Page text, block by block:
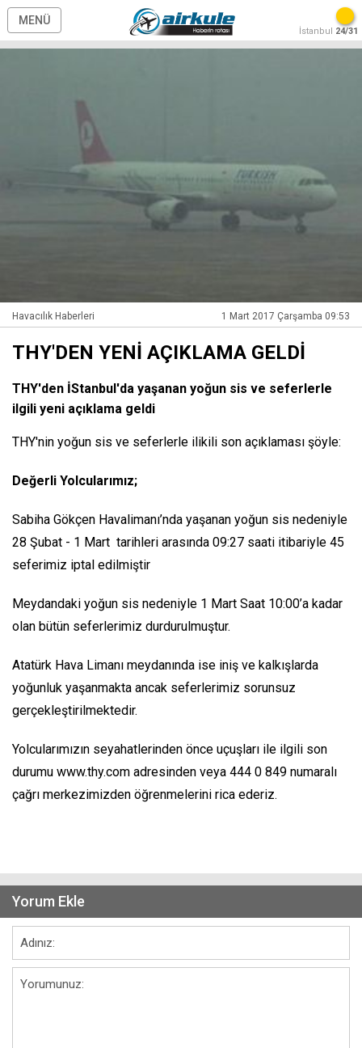
MENÜ
İstanbul 24/31
Havacılık Haberleri 1 Mart 2017 Çarşamba 09:53
THY'DEN YENİ AÇIKLAMA GELDİ
THY'den İStanbul'da yaşanan yoğun sis ve seferlerle
ilgili yeni açıklama geldi
THY'nin yoğun sis ve seferlerle ilikili son açıklaması şöyle:
Değerli Yolcularımız;
Sabiha Gökçen Havalimanı’nda yaşanan yoğun sis nedeniyle
28 Şubat - 1 Mart tarihleri arasında 09:27 saati itibariyle 45
seferimiz iptal edilmiştir
Meydandaki yoğun sis nedeniyle 1 Mart Saat 10:00’a kadar
olan bütün seferlerimiz durdurulmuştur.
Atatürk Hava Limanı meydanında ise iniş ve kalkışlarda
yoğunluk yaşanmakta ancak seferlerimiz sorunsuz
gerçekleştirilmektedir.
Yolcularımızın seyahatlerinden önce uçuşları ile ilgili son
durumu www.thy.com adresinden veya 444 0 849 numaralı
çağrı merkezimizden öğrenmelerini rica ederiz.
Yorum Ekle